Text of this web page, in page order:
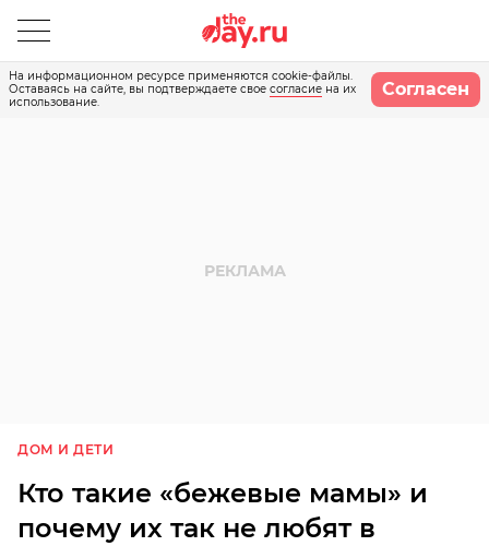
На информационном ресурсе применяются cookie-файлы.
Оставаясь на сайте, вы подтверждаете свое согласие на их
использование.
Согласен
ДОМ И ДЕТИ
Кто такие «бежевые мамы» и
почему их так не любят в